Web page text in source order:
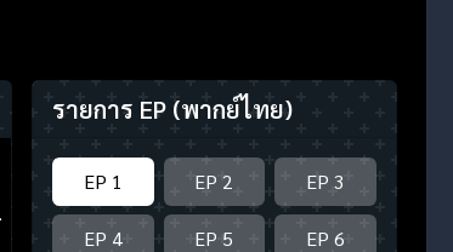
รายการ EP (พากย์ไทย)
EP 1 EP 2 EP 3
EP 4 EP 5 EP 6